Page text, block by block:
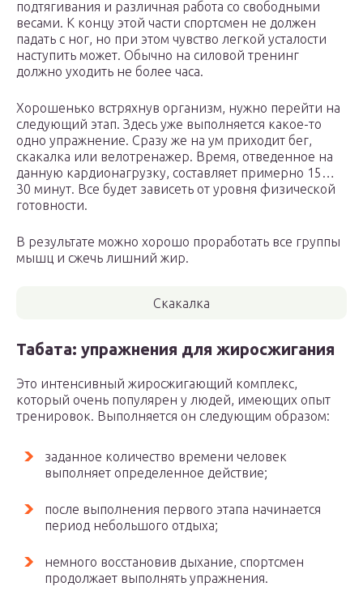
подтягивания и различная работа со свободными
весами. К концу этой части спортсмен не должен
падать с ног, но при этом чувство легкой усталости
наступить может. Обычно на силовой тренинг
должно уходить не более часа.
Хорошенько встряхнув организм, нужно перейти на
следующий этап. Здесь уже выполняется какое-то
одно упражнение. Сразу же на ум приходит бег,
скакалка или велотренажер. Время, отведенное на
данную кардионагрузку, составляет примерно 15…
30 минут. Все будет зависеть от уровня физической
готовности.
В результате можно хорошо проработать все группы
мышц и сжечь лишний жир.
Скакалка
Табата: упражнения для жиросжигания
Это интенсивный жиросжигающий комплекс,
который очень популярен у людей, имеющих опыт
тренировок. Выполняется он следующим образом:
заданное количество времени человек
выполняет определенное действие;
после выполнения первого этапа начинается
период небольшого отдыха;
немного восстановив дыхание, спортсмен
продолжает выполнять упражнения.